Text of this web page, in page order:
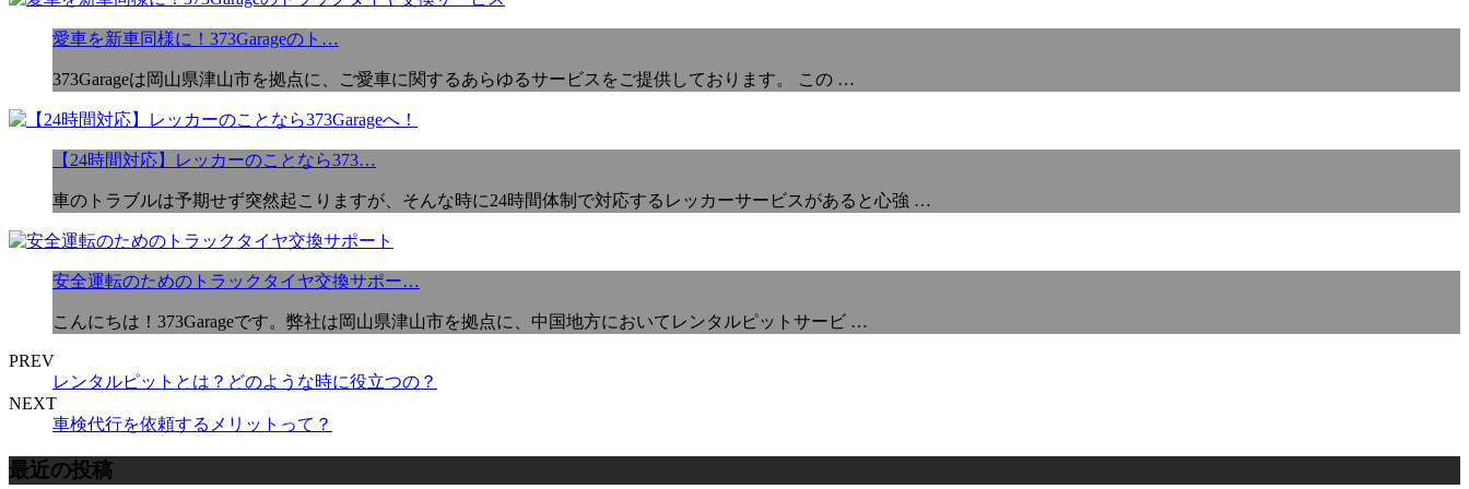
愛車を新車同様に！373Garageのト…
373Garageは岡山県津山市を拠点に、ご愛車に関するあらゆるサービスをご提供しております。 この …
【24時間対応】レッカーのことなら373…
車のトラブルは予期せず突然起こりますが、そんな時に24時間体制で対応するレッカーサービスがあると心強 …
安全運転のためのトラックタイヤ交換サポー…
こんにちは！373Garageです。弊社は岡山県津山市を拠点に、中国地方においてレンタルピットサービ …
PREV
レンタルピットとは？どのような時に役立つの？
NEXT
車検代行を依頼するメリットって？
最近の投稿